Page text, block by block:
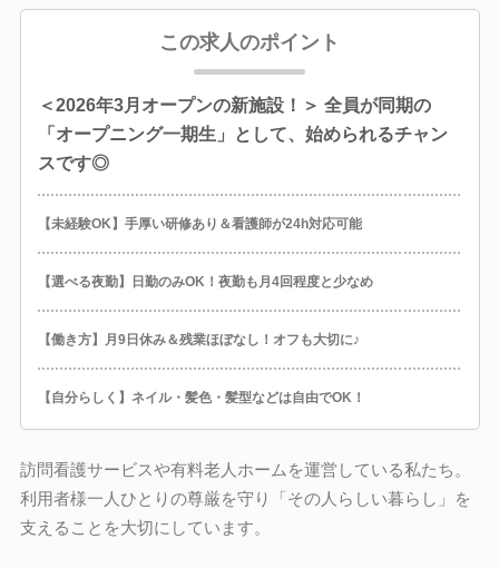
この求人のポイント
＜2026年3月オープンの新施設！＞ 全員が同期の
「オープニング一期生」として、始められるチャン
スです◎
【未経験OK】手厚い研修あり＆看護師が24h対応可能
【選べる夜勤】日勤のみOK！夜勤も月4回程度と少なめ
【働き方】月9日休み＆残業ほぼなし！オフも大切に♪
【自分らしく】ネイル・髪色・髪型などは自由でOK！
訪問看護サービスや有料老人ホームを運営している私たち。
利用者様一人ひとりの尊厳を守り「その人らしい暮らし」を
支えることを大切にしています。